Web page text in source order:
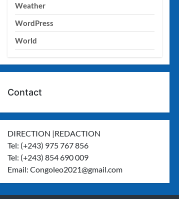
Weather
WordPress
World
Contact
DIRECTION |REDACTION
Tel: (+243) 975 767 856
Tel: (+243) 854 690 009
Email:Congoleo2021@gmail.com